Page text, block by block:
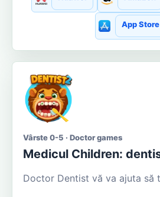
App Store
Vârste 0-5 · Doctor games
Medicul Сhildren:
Doctor Dentist vă va ajuta să